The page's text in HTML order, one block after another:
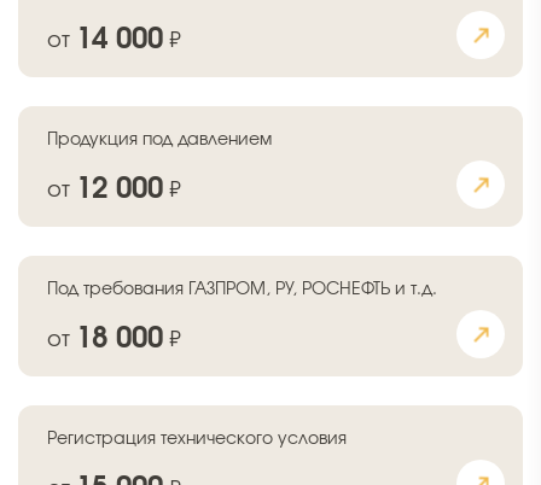
от 14 000 ₽
Продукция под давлением
от 12 000 ₽
Под требования ГАЗПРОМ, РУ, РОСНЕФТЬ и т.д.
от 18 000 ₽
Регистрация технического условия